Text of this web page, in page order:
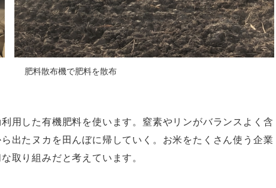
肥料散布機で肥料を散布
用した有機肥料を使います。窒素やリンがバランスよく含
出たヌカを田んぼに帰していく。お米をたくさん使う企業
取り組みだと考えています。